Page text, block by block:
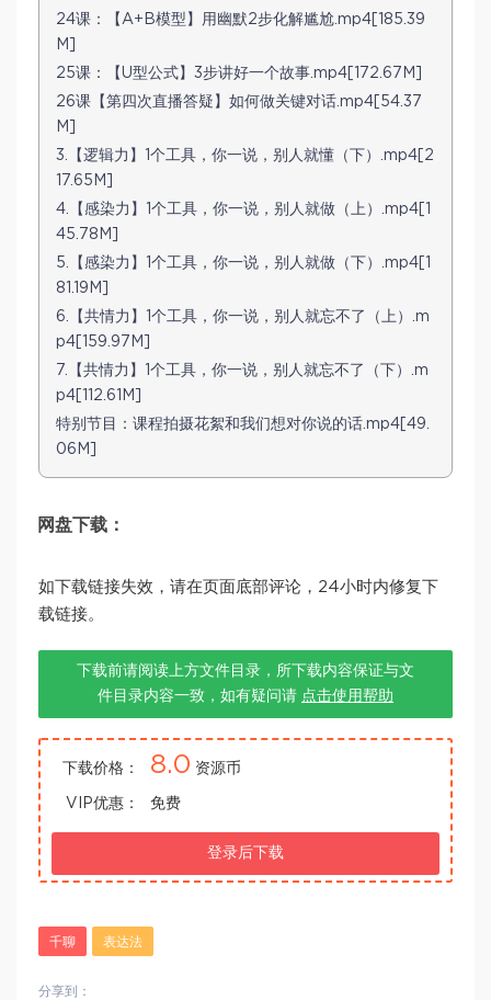
24课：【A+B模型】用幽默2步化解尴尬.mp4[185.39
M]
25课：【U型公式】3步讲好一个故事.mp4[172.67M]
26课【第四次直播答疑】如何做关键对话.mp4[54.37
M]
3.【逻辑力】1个工具，你一说，别人就懂（下）.mp4[2
17.65M]
4.【感染力】1个工具，你一说，别人就做（上）.mp4[1
45.78M]
5.【感染力】1个工具，你一说，别人就做（下）.mp4[1
81.19M]
6.【共情力】1个工具，你一说，别人就忘不了（上）.m
p4[159.97M]
7.【共情力】1个工具，你一说，别人就忘不了（下）.m
p4[112.61M]
特别节目：课程拍摄花絮和我们想对你说的话.mp4[49.
06M]
网盘下载：
如下载链接失效，请在页面底部评论，24小时内修复下
载链接。
下载前请阅读上方文件目录，所下载内容保证与文
件目录内容一致，如有疑问请 点击使用帮助
下载价格： 8.0 资源币
VIP优惠： 免费
登录后下载
千聊 表达法
分享到：